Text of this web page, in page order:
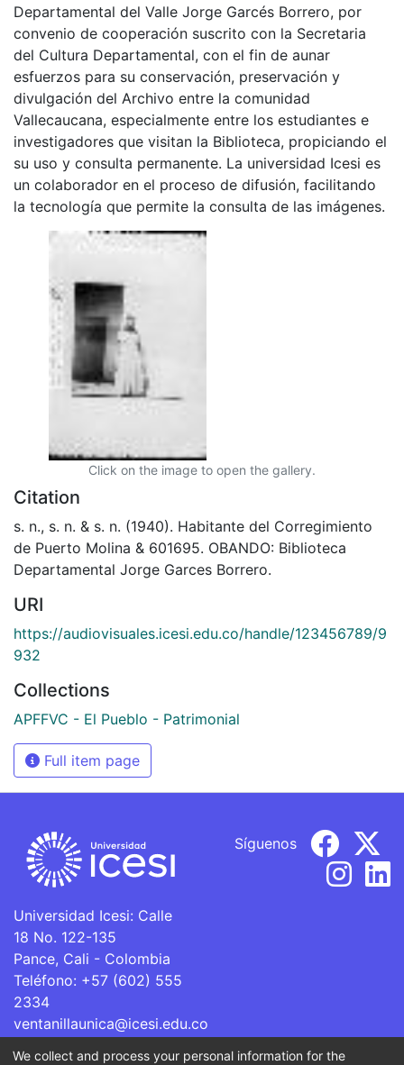
Departamental del Valle Jorge Garcés Borrero, por
convenio de cooperación suscrito con la Secretaria
del Cultura Departamental, con el fin de aunar
esfuerzos para su conservación, preservación y
divulgación del Archivo entre la comunidad
Vallecaucana, especialmente entre los estudiantes e
investigadores que visitan la Biblioteca, propiciando el
su uso y consulta permanente. La universidad Icesi es
un colaborador en el proceso de difusión, facilitando
la tecnología que permite la consulta de las imágenes.
Click on the image to open the gallery.
Citation
s. n., s. n. & s. n. (1940). Habitante del Corregimiento
de Puerto Molina & 601695. OBANDO: Biblioteca
Departamental Jorge Garces Borrero.
URI
https://audiovisuales.icesi.edu.co/handle/123456789/9
932
Collections
APFFVC - El Pueblo - Patrimonial
Full item page
Universidad Icesi: Calle
18 No. 122-135
Pance, Cali - Colombia
Teléfono: +57 (602) 555
2334
ventanillaunica@icesi.edu.co
Síguenos
We collect and process your personal information for the